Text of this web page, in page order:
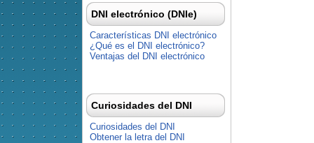
DNI electrónico (DNIe)
Características DNI electrónico
¿Qué es el DNI electrónico?
Ventajas del DNI electrónico
Curiosidades del DNI
Curiosidades del DNI
Obtener la letra del DNI